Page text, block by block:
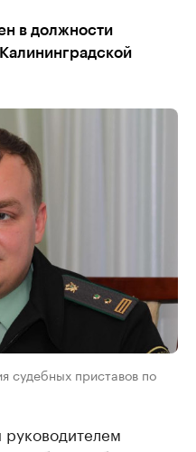
в должности
судебных приставов по
руководителем